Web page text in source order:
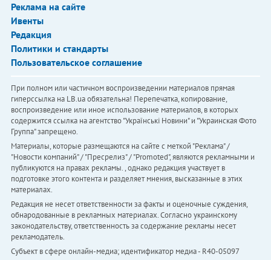
Реклама на сайте
Ивенты
Редакция
Политики и стандарты
Пользовательское соглашение
При полном или частичном воспроизведении материалов прямая
гиперссылка на LB.ua обязательна! Перепечатка, копирование,
воспроизведение или иное использование материалов, в которых
содержится ссылка на агентство "Українськi Новини" и "Украинская Фото
Группа" запрещено.
Материалы, которые размещаются на сайте с меткой "Реклама" /
"Новости компаний" / "Пресрелиз" / "Promoted", являются рекламными и
публикуются на правах рекламы. , однако редакция участвует в
подготовке этого контента и разделяет мнения, высказанные в этих
материалах.
Редакция не несет ответственности за факты и оценочные суждения,
обнародованные в рекламных материалах. Согласно украинскому
законодательству, ответственность за содержание рекламы несет
рекламодатель.
Субъект в сфере онлайн-медиа; идентификатор медиа - R40-05097